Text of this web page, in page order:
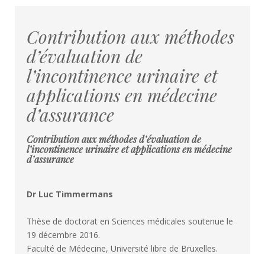
Contribution aux méthodes
d’évaluation de
l’incontinence urinaire et
applications en médecine
d’assurance
Contribution aux méthodes d’évaluation de
l’incontinence urinaire et applications en médecine
d’assurance
Dr Luc Timmermans
Thèse de doctorat en Sciences médicales soutenue le
19 décembre 2016.
Faculté de Médecine, Université libre de Bruxelles.